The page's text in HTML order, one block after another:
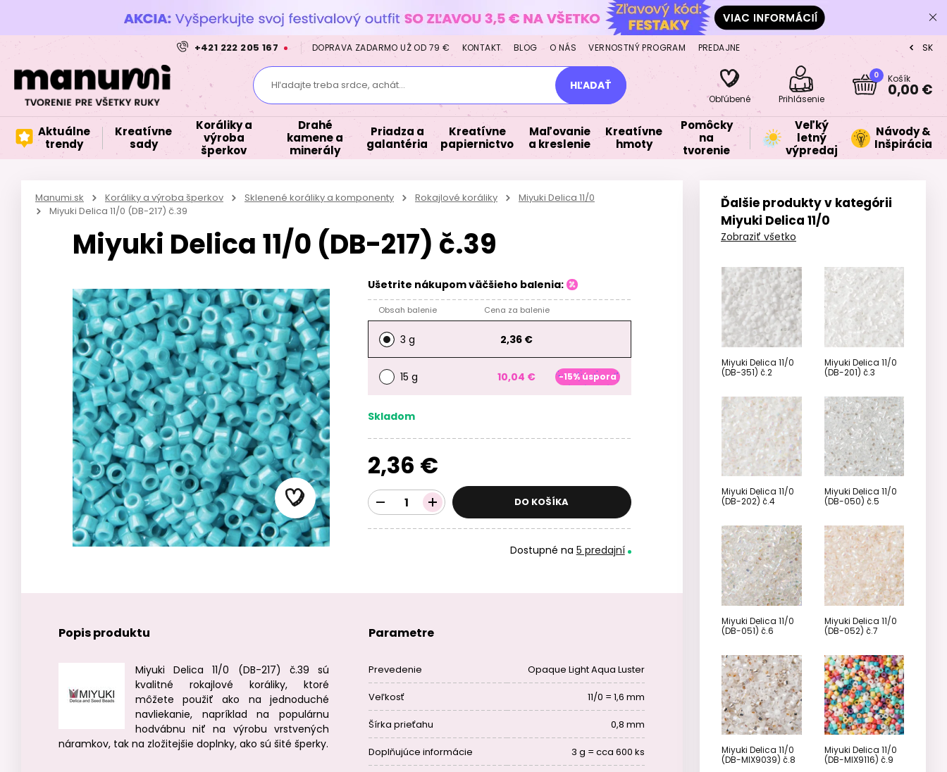
+421 222 205 167 DOPRAVA ZADARMO UŽ OD 79 € KONTAKT BLOG O NÁS VERNOSTNÝ PROGRAM PREDAJNE CZ
SK
Hľadajte treba srdce, achát... HĽADAŤ
Obľúbené Prihlásenie
0 Košík
0,00 €
Aktuálne
trendy
Kreatívne
sady
Koráliky a
výroba
šperkov
Drahé
kamene a
minerály
Priadza a
galantéria
Kreatívne
papiernictvo
Maľovanie
a kreslenie
Kreatívne
hmoty
Pomôcky
na
tvorenie
Veľký
letný
výpredaj
Návody &
Inšpirácia
Manumi.sk Koráliky a výroba šperkov Sklenené koráliky a komponenty Rokajlové koráliky
Miyuki Delica 11/0
Miyuki Delica 11/0 (DB-217) č.39
Miyuki Delica 11/0 (DB-217) č.39
Ušetrite nákupom väčšieho balenia:
Obsah balenie Cena za balenie
3 g 2,36 €
15 g 10,04 € -15% úspora
Skladom
2,36 €
DO KOŠÍKA
Dostupné na 5 predajní
Popis produktu
Miyuki Delica 11/0 (DB-217) č.39 sú
kvalitné rokajlové koráliky, ktoré
môžete použiť ako na jednoduché
navliekanie, napríklad na populárnu
hodvábnu niť na výrobu vrstvených
náramkov, tak na zložitejšie doplnky, ako sú šité šperky.
Parametre
Prevedenie Opaque Light Aqua Luster
Veľkosť 11/0 = 1,6 mm
Šírka prieťahu 0,8 mm
Doplňujúce informácie 3 g = cca 600 ks
Ďalšie produkty v kategórii
Miyuki Delica 11/0
Zobraziť všetko
Miyuki Delica 11/0
(DB-351) č.2
Miyuki Delica 11/0
(DB-201) č.3
Miyuki Delica 11/0
(DB-202) č.4
Miyuki Delica 11/0
(DB-050) č.5
Miyuki Delica 11/0
(DB-051) č.6
Miyuki Delica 11/0
(DB-052) č.7
Miyuki Delica 11/0
(DB-MIX9039) č.8
Miyuki Delica 11/0
(DB-MIX9116) č.9